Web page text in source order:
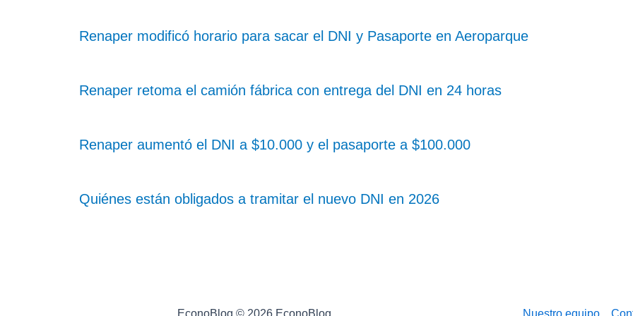
Renaper modificó horario para sacar el DNI y Pasaporte en Aeroparque
Renaper retoma el camión fábrica con entrega del DNI en 24 horas
Renaper aumentó el DNI a $10.000 y el pasaporte a $100.000
Quiénes están obligados a tramitar el nuevo DNI en 2026